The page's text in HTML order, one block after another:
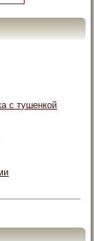
с тушенкой